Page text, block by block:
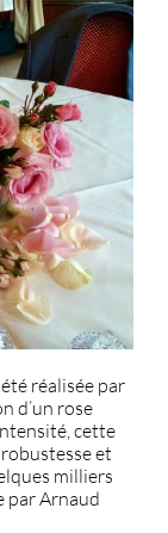
réalisée par
d’un rose
cette
et
milliers
par Arnaud